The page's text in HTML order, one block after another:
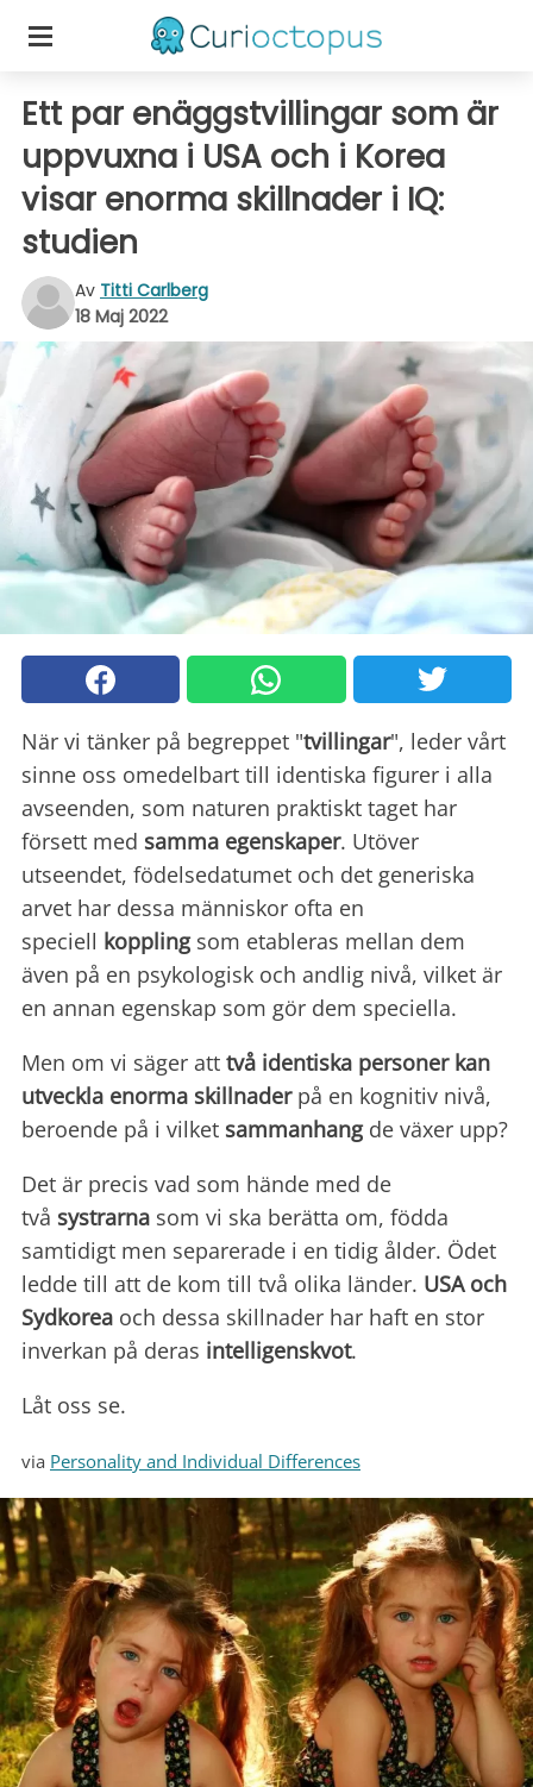
Ett par enäggstvillingar som är
uppvuxna i USA och i Korea
visar enorma skillnader i IQ:
studien
Av Titti Carlberg
18 Maj 2022
När vi tänker på begreppet "tvillingar", leder vårt
sinne oss omedelbart till identiska figurer i alla
avseenden, som naturen praktiskt taget har
försett med samma egenskaper. Utöver
utseendet, födelsedatumet och det generiska
arvet har dessa människor ofta en
speciell kopplingsom etableras mellan dem
även på en psykologisk och andlig nivå, vilket är
en annan egenskap som gör dem speciella.
Men om vi säger att två identiska personer kan
utveckla enorma skillnader på en kognitiv nivå,
beroende på i vilket sammanhang de växer upp?
Det är precis vad som hände med de
två systrarna som vi ska berätta om, födda
samtidigt men separerade i en tidig ålder. Ödet
ledde till att de kom till två olika länder. USA och
Sydkorea och dessa skillnader har haft en stor
inverkan på deras intelligenskvot.
Låt oss se.
via Personality and Individual Differences